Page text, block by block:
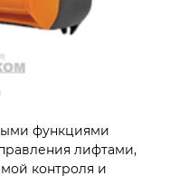
функциями
лифтами,
контроля и